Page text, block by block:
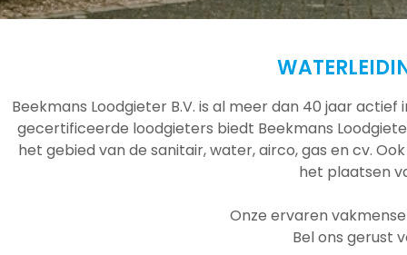
Beekmans Loodgieter B.V. is al meer dan 40 jaar
gecertificeerde loodgieters biedt Beekmans
het gebied van de sanitair, water, airco, gas en cv.
het plaatsen
Onze ervaren
Bel ons gerust